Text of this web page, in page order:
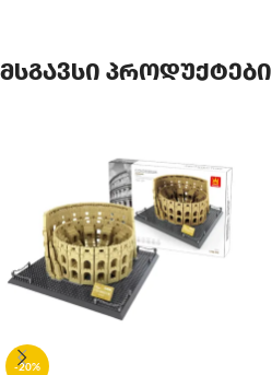
მსგავსი პროდუქტები
-20%